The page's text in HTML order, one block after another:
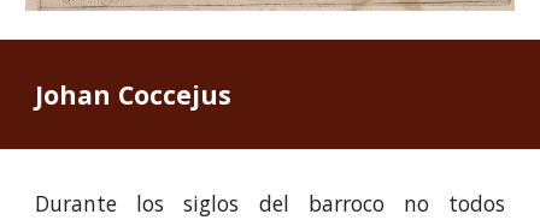
Johan Coccejus
Durante los siglos del barroco no todos